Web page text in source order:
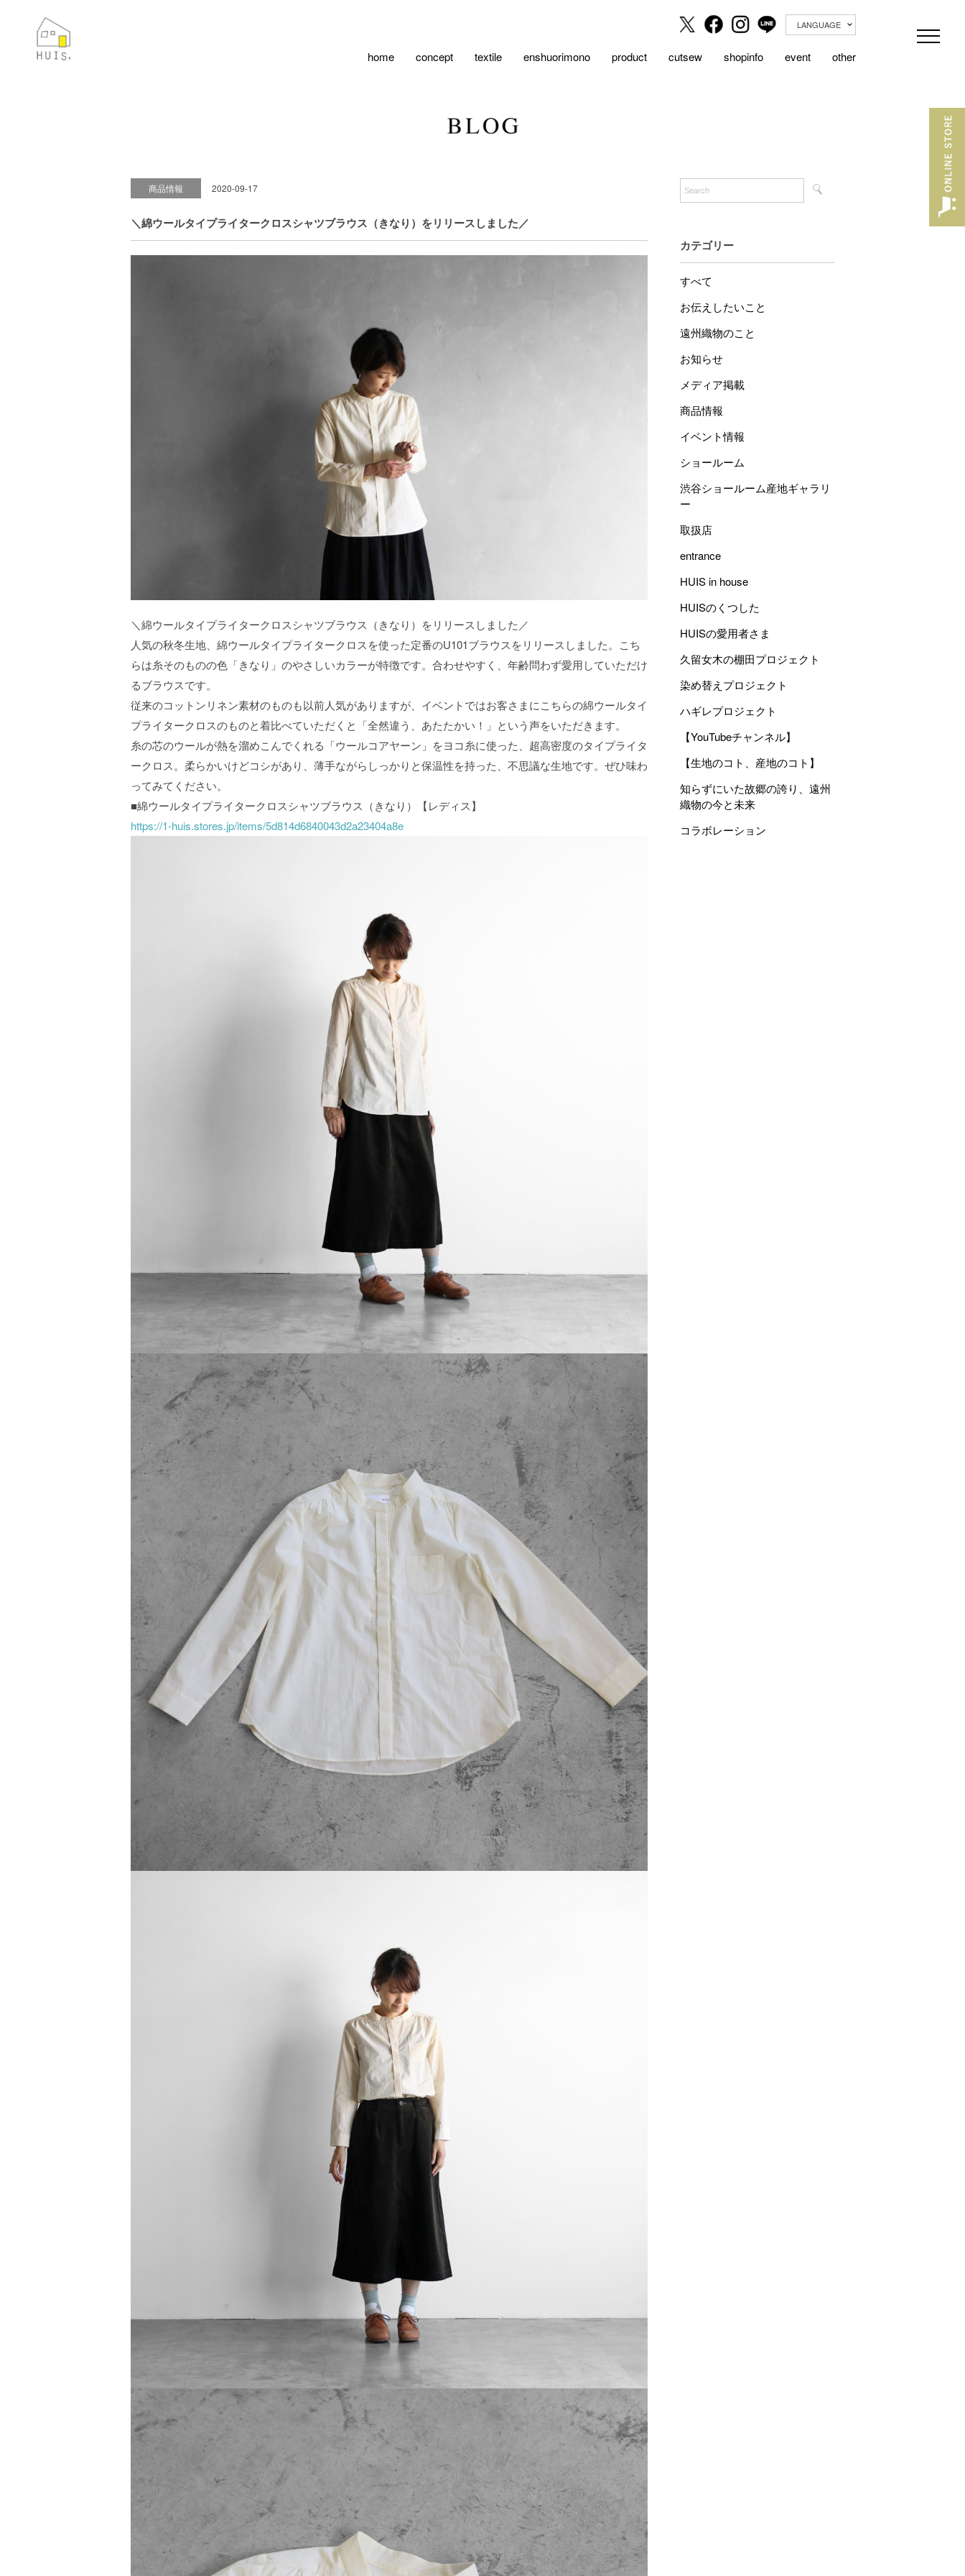
LANGUAGE
home concept textile enshuorimono product cutsew shopinfo event other
商品情報 2020-09-17
＼綿ウールタイプライタークロスシャツブラウス（きなり）をリリースしました／
＼綿ウールタイプライタークロスシャツブラウス（きなり）をリリースしました／
人気の秋冬生地、綿ウールタイプライタークロスを使った定番のU101ブラウスをリリースしました。こち
らは糸そのものの色「きなり」のやさしいカラーが特徴です。合わせやすく、年齢問わず愛用していただけ
るブラウスです。
従来のコットンリネン素材のものも以前人気がありますが、イベントではお客さまにこちらの綿ウールタイ
プライタークロスのものと着比べていただくと「全然違う、あたたかい！」という声をいただきます。
糸の芯のウールが熱を溜めこんでくれる「ウールコアヤーン」をヨコ糸に使った、超高密度のタイプライタ
ークロス。柔らかいけどコシがあり、薄手ながらしっかりと保温性を持った、不思議な生地です。ぜひ味わ
ってみてください。
■綿ウールタイプライタークロスシャツブラウス（きなり）【レディス】
https://1-huis.stores.jp/items/5d814d6840043d2a23404a8e
カテゴリー
すべて
お伝えしたいこと
遠州織物のこと
お知らせ
メディア掲載
商品情報
イベント情報
ショールーム
渋谷ショールーム産地ギャラリ
ー
取扱店
entrance
HUIS in house
HUISのくつした
HUISの愛用者さま
久留女木の棚田プロジェクト
染め替えプロジェクト
ハギレプロジェクト
【YouTubeチャンネル】
【生地のコト、産地のコト】
知らずにいた故郷の誇り、遠州
織物の今と未来
コラボレーション